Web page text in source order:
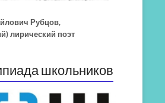
Рубцов,
лирический поэт
школьников